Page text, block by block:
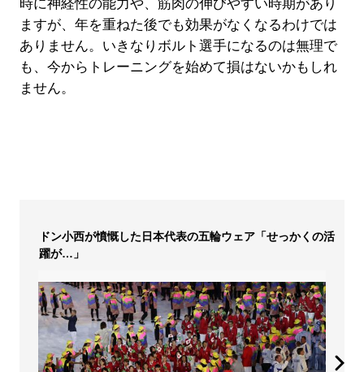
時に神経性の能力や、筋肉の伸びやすい時期があり
ますが、年を重ねた後でも効果がなくなるわけでは
ありません。いきなりボルト選手になるのは無理で
も、今からトレーニングを始めて損はないかもしれ
ません。
ドン小西が憤慨した日本代表の五輪ウェア「せっかくの活
躍が…」